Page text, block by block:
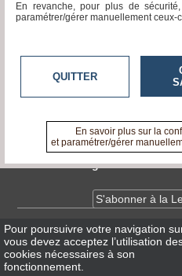
tvlocale.fr
Contactez-nous
A propos de tvlocale.fr
Devenir délégué
S'abonner à la
InfosCNIL/RGPD
Conditions Générales d'Utilisation
Pour poursuivre votre navigation
vous devez acceptez l’utilisation
cookies nécessaires à son
fonctionnement.
En revanche, pour plus de
paramétrer/gérer manuellement ceux-
QUITTER
En savoir plus sur la
et paramétrer/gérer